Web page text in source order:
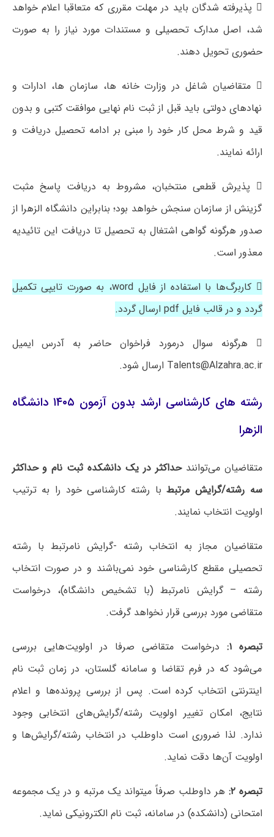
 پذیرفته شدگان باید در مهلت مقرری که متعاقبا اعلام خواهد
شد، اصل مدارک تحصیلی و مستندات مورد نیاز را به صورت
حضوری تحویل دهند.
 متقاضیان شاغل در وزارت خانه ها، سازمان ها، ادارات و
نهادهای دولتی باید قبل از ثبت نام نهایی موافقت کتبی و بدون
قید و شرط محل کار خود را مبنی بر ادامه تحصیل دریافت و
ارائه نمایند.
 پذیرش قطعی منتخبان، مشروط به دریافت پاسخ مثبت
گزینش از سازمان سنجش خواهد بود؛ بنابراین دانشگاه الزهرا از
صدور هرگونه گواهی اشتغال به تحصیل تا دریافت این تائیدیه
معذور است.
 کاربرگ‌ها با استفاده از فایل word، به صورت تایپی تکمیل
گردد و در قالب فایل pdf ارسال گردد.
 هرگونه سوال درمورد فراخوان حاضر به آدرس ایمیل
Talents@Alzahra.ac.ir ارسال شود.
رشته های کارشناسی ارشد بدون آزمون ۱۴۰۵ دانشگاه
الزهرا
متقاضیان می‌توانندحداکثر در یک دانشکده ثبت نام و حداکثر
سه رشته/گرایش مرتبطبا رشته کارشناسی خود را به ترتیب
اولویت انتخاب نمایند.
متقاضیان مجاز به انتخاب رشته -گرایش نامرتبط با رشته
تحصیلی مقطع کارشناسی خود نمی‌باشند و در صورت انتخاب
رشته – گرایش نامرتبط (با تشخیص دانشگاه)، درخواست
متقاضی مورد بررسی قرار نخواهد گرفت.
تبصره ۱:
درخواست متقاضی صرفا در اولویت‌هایی بررسی
می‌شود که در فرم تقاضا و سامانه گلستان، در زمان ثبت نام
اینترنتی انتخاب کرده است. پس از بررسی پرونده‌ها و اعلام
نتایج، امکان تغییر اولویت رشته/گرایش‌های انتخابی وجود
ندارد. لذا ضروری است داوطلب در انتخاب رشته/گرایش‌ها و
اولویت آن‌ها دقت نماید.
تبصره ۲:
هر داوطلب صرفاً میتواند یک مرتبه و در یک مجموعه
امتحانی (دانشکده) در سامانه، ثبت نام الکترونیکی نماید.